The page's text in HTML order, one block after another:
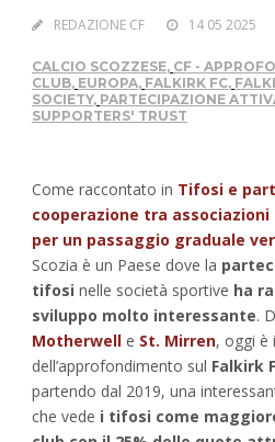
REDAZIONE CF 14 05 2025
CALCIO SCOZZESE, CF -
CLUB, EUROPA, FALKIRK FC,
SOCIETY, PARTECIPAZIONE
SUPPORTERS' TRUST
Come raccontato in Tifosi e
cooperazione tra
per un passaggio graduale
Scozia è un Paese dove la
tifosi nelle società sportive ha
sviluppo molto interessante.
Motherwell e St. Mirren, oggi è
dell’approfondimento sul Falkirk
partendo dal 2019, una
che vede i tifosi come